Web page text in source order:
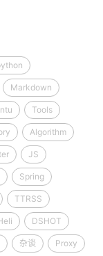
Markdown
Tools
Algorithm
JS
Spring
TTRSS
DSHOT
杂谈 Proxy